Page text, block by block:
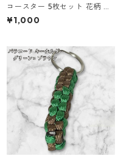
コースター 5枚セット 花柄 レ
ース 手編み ブルー パープル s
2 ギフト
¥1,000